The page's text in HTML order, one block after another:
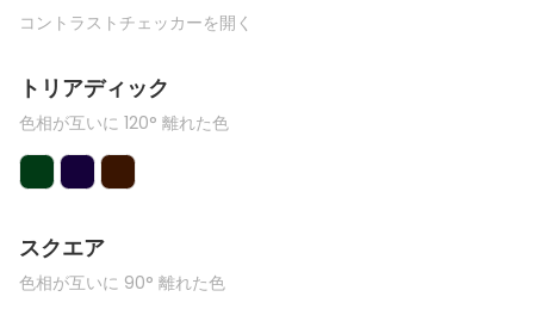
コントラストチェッカーを開く
トリアディック
色相が互いに 120° 離れた色
スクエア
色相が互いに 90° 離れた色